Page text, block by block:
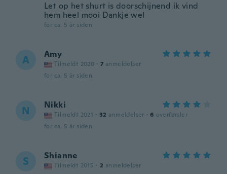
Let op het shurt is doorschijnend ik vind
hem heel mooi Dankje wel
for ca. 5 år siden
A Amy
Tilmeldt 2020 · 7 anmeldelser
for ca. 5 år siden
N Nikki
Tilmeldt 2021 · 32 anmeldelser · 6 overførsler
for ca. 5 år siden
S Shianne
Tilmeldt 2015 · 2 anmeldelser